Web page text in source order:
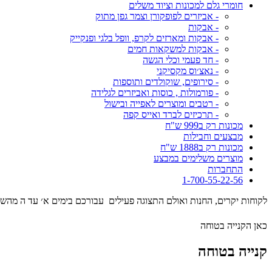
חומרי גלם למכונות וציוד משלים
- אביזרים לפופקורן וצמר גפן מתוק
- אבקות
- אבקות ומארזים לקרפ, וופל בלגי ופנקייק
- אבקות למשקאות חמים
- חד פעמי וכלי הגשה
- נאצ׳וס מקסיקני
- סירופים, שוקולדים ותוספות
- פורמולות , כוסות ואביזרים לגלידה
- רטבים ומוצרים לאפייה ובישול
- תרכיזים לברד ואייס קפה
מכונות רק ב999 ש"ח
מבצעים וחבילות
מכונות רק ב1888 ש"ח
מוצרים משלימים במבצע
התחברות
1-700-55-22-56
לקוחות יקרים, החנות ואולם התצוגה פעילים עבורכם בימים א׳ עד ה מהשעה 09:00 עד השעה 17:00 . המסילה
כאן הקנייה בטוחה
קנייה בטוחה